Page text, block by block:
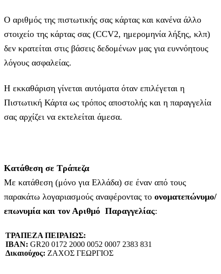
Ο αριθμός της πιστωτικής σας κάρτας και κανένα άλλο
στοιχείο της κάρτας σας (CCV2, ημερομηνία λήξης, κλπ)
δεν κρατείται στις βάσεις δεδομένων μας για ευννόητους
λόγους ασφαλείας.
Η εκκαθάριση γίνεται αυτόματα όταν επιλέγεται η
Πιστωτική Κάρτα ως τρόπος αποστολής και η παραγγελία
σας αρχίζει να εκτελείται άμεσα.
Κατάθεση σε Τράπεζα
Με κατάθεση (μόνο για Ελλάδα) σε έναν από τους
παρακάτω λογαριασμούς αναφέροντας το ονοματεπώνυμο/
επωνυμία και τον Αριθμό Παραγγελίας:
ΤΡΑΠΕΖΑ ΠΕΙΡΑΙΩΣ:
IBAN: GR20 0172 2000 0052 0007 2383 831
Δικαιούχος: ΖΑΧΟΣ ΓΕΩΡΓΙΟΣ